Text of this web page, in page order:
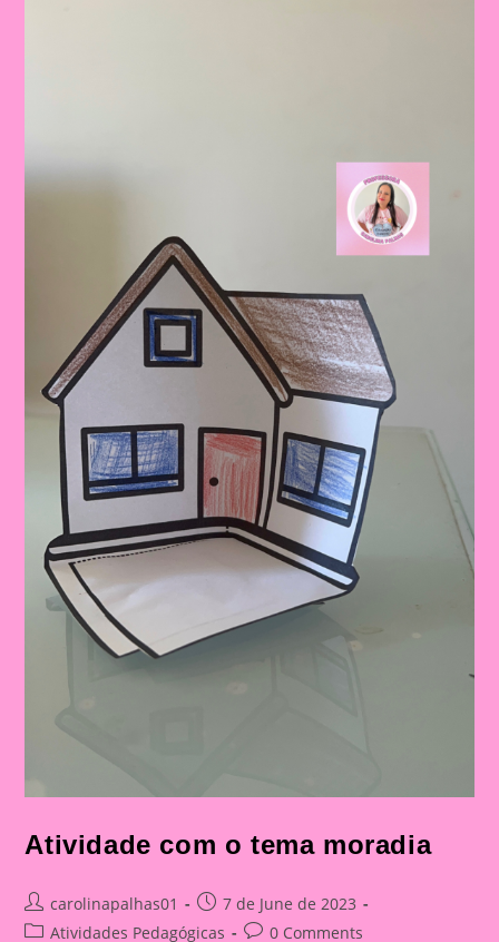
Atividade com o tema moradia
Post
author:
carolinapalhas01
Post
published:
7 de June de 2023
PostAtividades Pedagógicas Post0 Comments